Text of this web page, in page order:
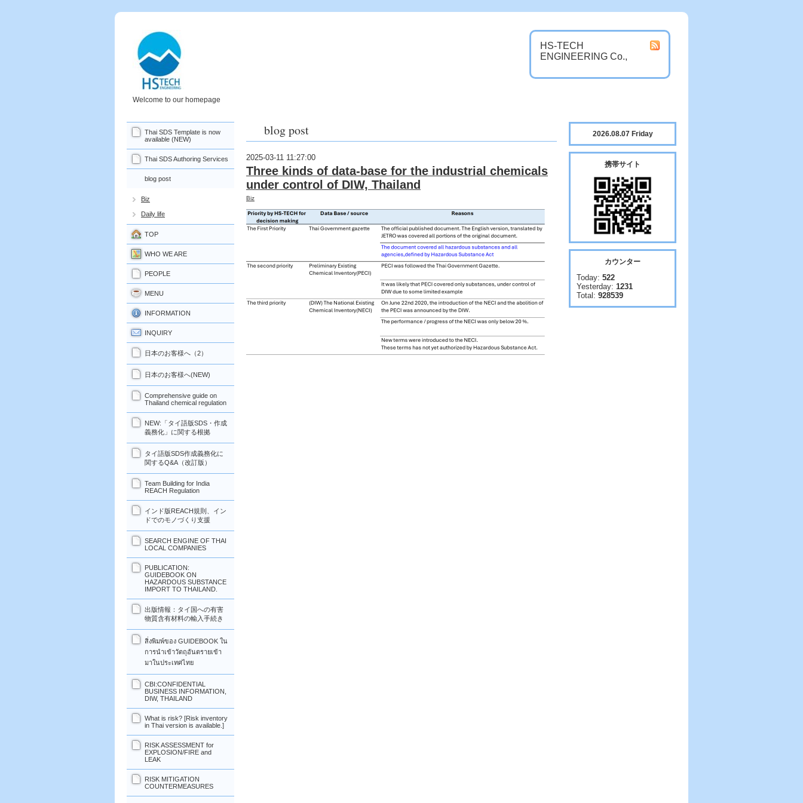
HS-TECH
ENGINEERING Co.,
Welcome to our homepage
blog post
2025-03-11 11:27:00
Three kinds of data-base for the industrial chemicals
under control of DIW, Thailand
Biz
Thai SDS Template is now
available (NEW)
Thai SDS Authoring Services
blog post
Biz
Daily life
TOP
WHO WE ARE
PEOPLE
MENU
INFORMATION
INQUIRY
日本のお客様へ（2）
日本のお客様へ(NEW)
Comprehensive guide on
Thailand chemical regulation
NEW:「タイ語版SDS・作成
義務化」に関する根拠
タイ語版SDS作成義務化に
関するQ&A（改訂版）
Team Building for India
REACH Regulation
インド版REACH規則、イン
ドでのモノづくり支援
SEARCH ENGINE OF THAI
LOCAL COMPANIES
PUBLICATION:
GUIDEBOOK ON
HAZARDOUS SUBSTANCE
IMPORT TO THAILAND.
出版情報：タイ国への有害
物質含有材料の輸入手続き
สิ่งพิมพ์ของ GUIDEBOOK ใน
การนำเข้าวัตถุอันตรายเข้า
มาในประเทศไทย
CBI:CONFIDENTIAL
BUSINESS INFORMATION,
DIW, THAILAND
What is risk? [Risk inventory
in Thai version is available.]
RISK ASSESSMENT for
EXPLOSION/FIRE and
LEAK
RISK MITIGATION
COUNTERMEASURES
2026.08.07 Friday
携帯サイト
カウンター
Today: 522
Yesterday: 1231
Total: 928539